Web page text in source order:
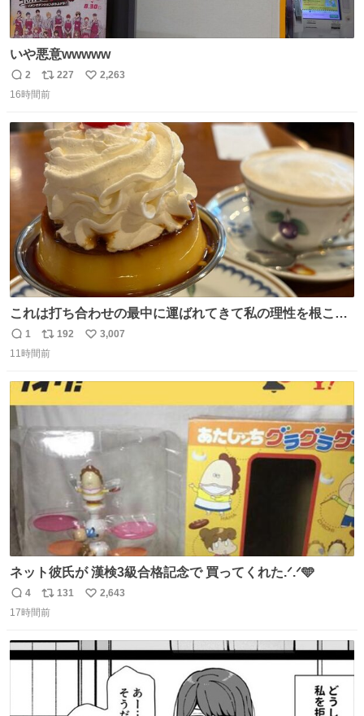
いや悪意wwwww
返
信
2
リ
ポ
ト
数
227
い
数
2,263
16時間前
これは打ち合わせの最中に運ばれてきて私の理性を根こそ
ぎ奪い去ったプリンの写真です。
返
信
1
リ
ポ
ト
数
192
い
3,007
11時間前
ネット彼氏が 漢検3級合格記念で 買ってくれた.ᐟ.ᐟ🩵
返
信
4
リ
ポ
ト
131
い
数
2,643
17時間前